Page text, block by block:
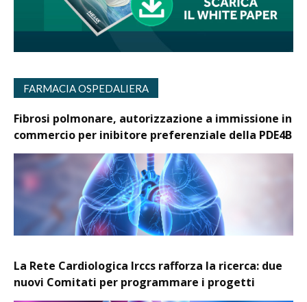
FARMACIA OSPEDALIERA
Fibrosi polmonare, autorizzazione a immissione in
commercio per inibitore preferenziale della PDE4B
La Rete Cardiologica Irccs rafforza la ricerca: due
nuovi Comitati per programmare i progetti